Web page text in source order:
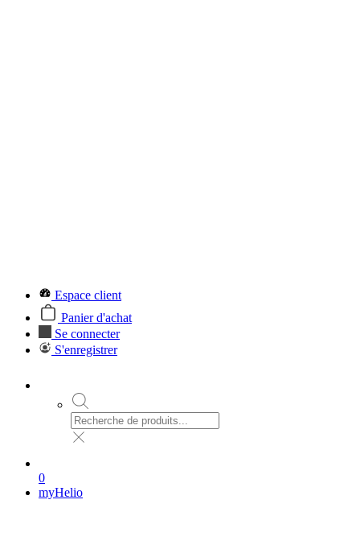
Espace client
Panier d'achat
Se connecter
S'enregistrer
0
myHelio